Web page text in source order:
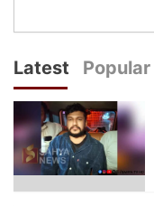
Latest Popular